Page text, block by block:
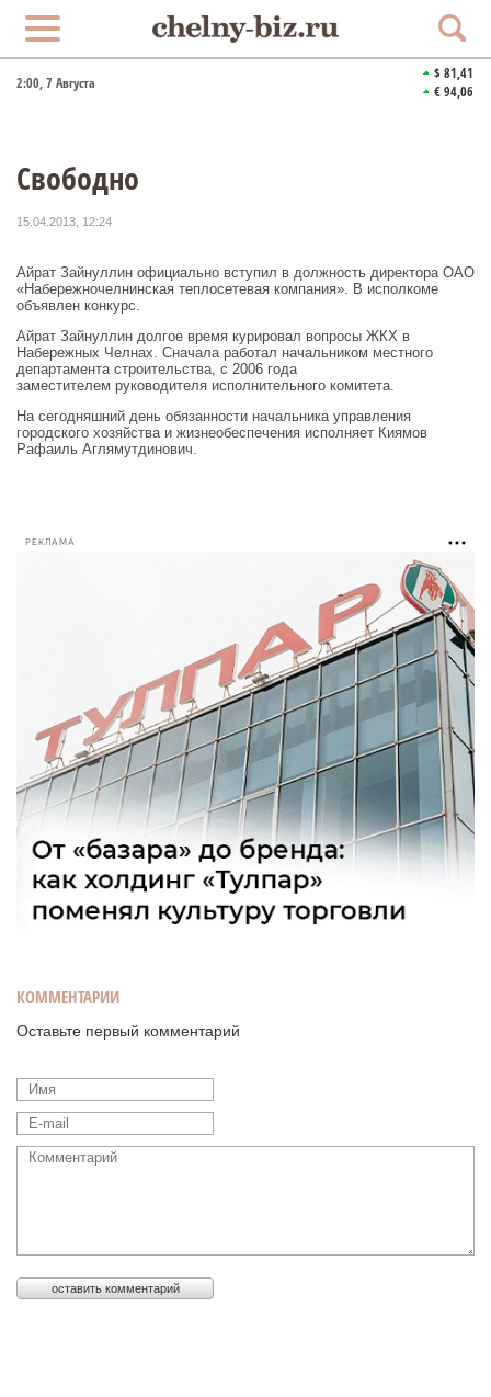
2:00, 7 Августа
$ 81,41
€ 94,06
Свободно
15.04.2013, 12:24
Айрат Зайнуллин официально вступил в должность директора ОАО
«Набережночелнинская теплосетевая компания». В исполкоме
объявлен конкурс.
Айрат Зайнуллин долгое время курировал вопросы ЖКХ в
Набережных Челнах. Сначала работал начальником местного
департамента строительства, с 2006 года
заместителем руководителя исполнительного комитета.
На сегодняшний день обязанности начальника управления
городского хозяйства и жизнеобеспечения исполняет Киямов
Рафаиль Аглямутдинович.
РЕКЛАМА
КОММЕНТАРИИ
Оставьте первый комментарий